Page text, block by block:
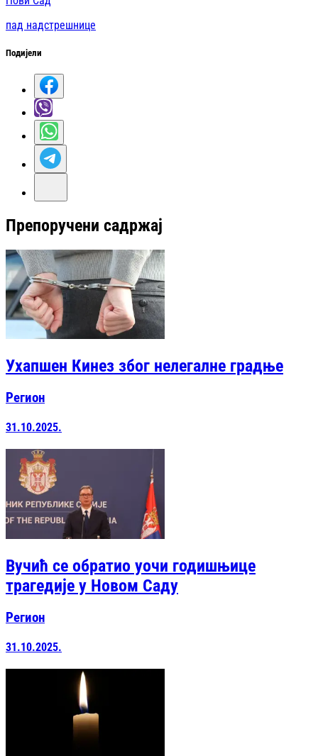
пад надстрешнице
Подијели
Препоручени садржај
Ухапшен Кинез због нелегалне градње
Регион
31.10.2025.
Вучић се обратио уочи годишњице
трагедије у Новом Саду
Регион
31.10.2025.